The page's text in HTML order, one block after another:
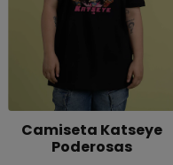
Camiseta Katseye
Poderosas